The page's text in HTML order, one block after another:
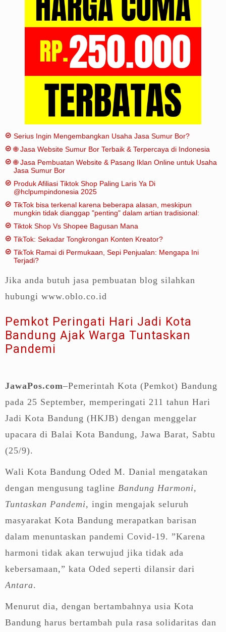
Serius Ingin Mengembangkan Usaha Jasa Sumur Bor?
🌐 Jasa Website Sumur Bor Terbaik & Terpercaya di Indonesia
🌐 Jasa Pembuatan Website & Pasang Iklan Online untuk Usaha
Jasa Sumur Bor
Produk Afiliasi Tiktok Shop Paling Laris Ya Di
@hclpumpindonesia 2025
TikTok bisa terkenal karena beberapa alasan, meskipun
mungkin tidak dianggap "penting" dalam artian tradisional:
Tiktok Shop Vs Shopee Bagusan Mana
TikTok: Sekadar Tongkrongan Konten Kreator?
TikTok Ramai di Permukaan, Sepi Penjualan: Mengapa Ini
Terjadi?
Jika anda butuh jasa pembuatan blog silahkan
hubungi www.oblo.co.id
Pemkot Peringati Hari Jadi Kota
Bandung Ajak Warga Tuntaskan
Pandemi
JawaPos.com–Pemerintah Kota (Pemkot) Bandung
pada 25 September, memperingati 211 tahun Hari
Jadi Kota Bandung (HKJB) dengan menggelar
upacara di Balai Kota Bandung, Jawa Barat, Sabtu
(25/9).
Wali Kota Bandung Oded M. Danial mengatakan
dengan mengusung tagline Bandung Harmoni,
Tuntaskan Pandemi, ingin mengajak seluruh
masyarakat Kota Bandung merapatkan barisan
dalam menuntaskan pandemi Covid-19. ”Karena
harmoni tidak akan terwujud jika tidak ada
kebersamaan,” kata Oded seperti dilansir dari
Antara.
Menurut dia, dengan bertambahnya usia Kota
Bandung harus bertambah pula rasa solidaritas dan
Sitemap